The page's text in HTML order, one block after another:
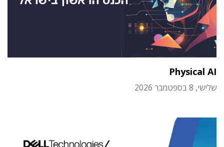
Physical AI
שלישי, 8 בספטמבר 2026